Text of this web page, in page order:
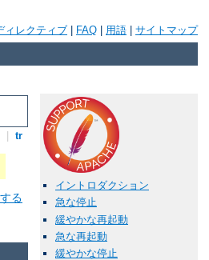
ィレクティブ FAQ 用語 サイトマップ
tr
る
イントロダクション
急な停止
緩やかな再起動
急な再起動
緩やかな停止